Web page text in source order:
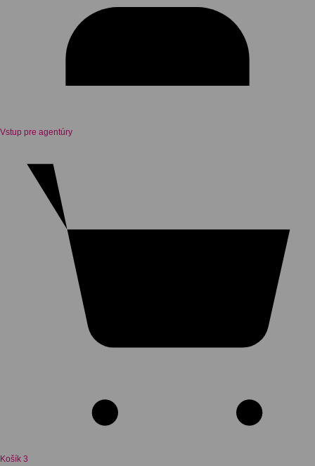
Vstup pre agentúry
Košík 3